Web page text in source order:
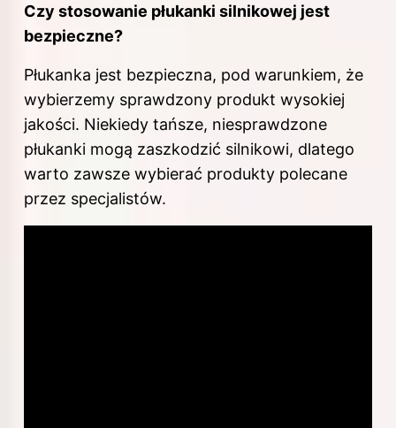
Czy stosowanie płukanki silnikowej jest
bezpieczne?
Płukanka jest bezpieczna, pod warunkiem, że
wybierzemy sprawdzony produkt wysokiej
jakości. Niekiedy tańsze, niesprawdzone
płukanki mogą zaszkodzić silnikowi, dlatego
warto zawsze wybierać produkty polecane
przez specjalistów.